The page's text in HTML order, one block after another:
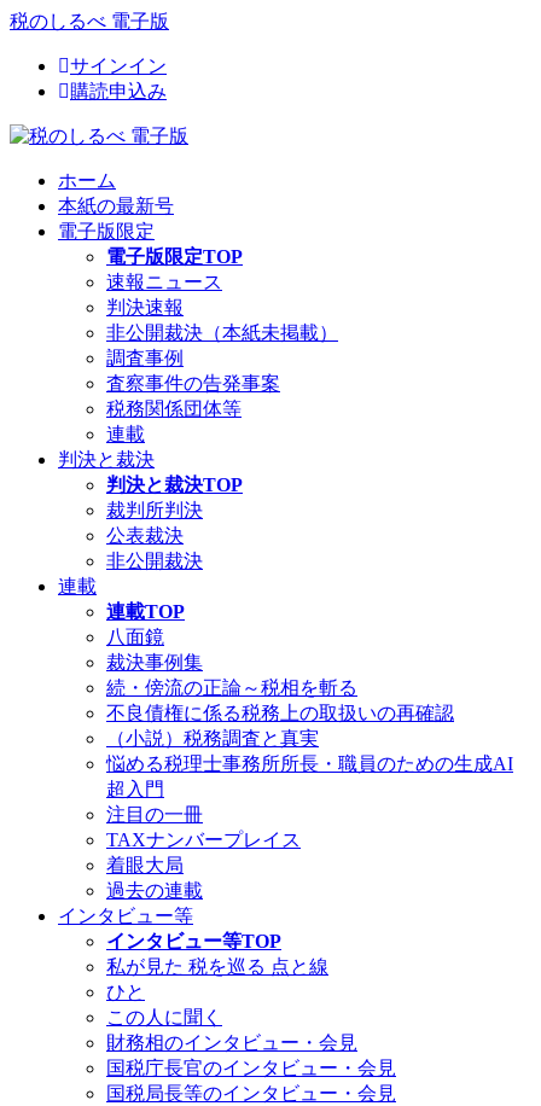
税のしるべ 電子版
サインイン
購読申込み
ホーム
本紙の最新号
電子版限定
電子版限定TOP
速報ニュース
判決速報
非公開裁決（本紙未掲載）
調査事例
査察事件の告発事案
税務関係団体等
連載
判決と裁決
判決と裁決TOP
裁判所判決
公表裁決
非公開裁決
連載
連載TOP
八面鏡
裁決事例集
続・傍流の正論～税相を斬る
不良債権に係る税務上の取扱いの再確認
（小説）税務調査と真実
悩める税理士事務所所長・職員のための生成AI
超入門
注目の一冊
TAXナンバープレイス
着眼大局
過去の連載
インタビュー等
インタビュー等TOP
私が見た 税を巡る 点と線
ひと
この人に聞く
財務相のインタビュー・会見
国税庁長官のインタビュー・会見
国税局長等のインタビュー・会見